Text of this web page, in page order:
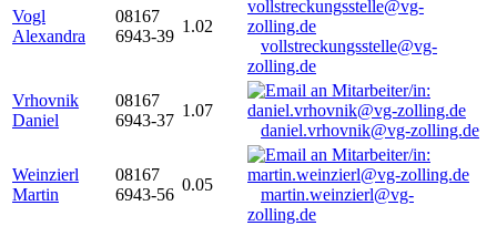
Vogl
Alexandra
08167
6943-39
1.02
vollstreckungsstelle@vg-
zolling.de
Vrhovnik
Daniel
08167
6943-37
1.07
daniel.vrhovnik@vg-zolling.de
Weinzierl
Martin
08167
6943-56
0.05
martin.weinzierl@vg-
zolling.de